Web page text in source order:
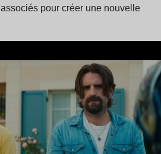
pour créer une nouvelle